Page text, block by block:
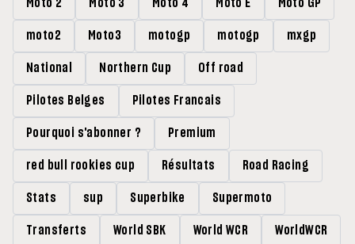
Moto 2 Moto 3 Moto 4 Moto E Moto GP
moto2 Moto3 motogp motogp mxgp
National Northern Cup Off road
Pilotes Belges Pilotes Francais
Pourquoi s'abonner ? Premium
red bull rookies cup Résultats Road Racing
Stats sup Superbike Supermoto
Transferts World SBK World WCR WorldWCR